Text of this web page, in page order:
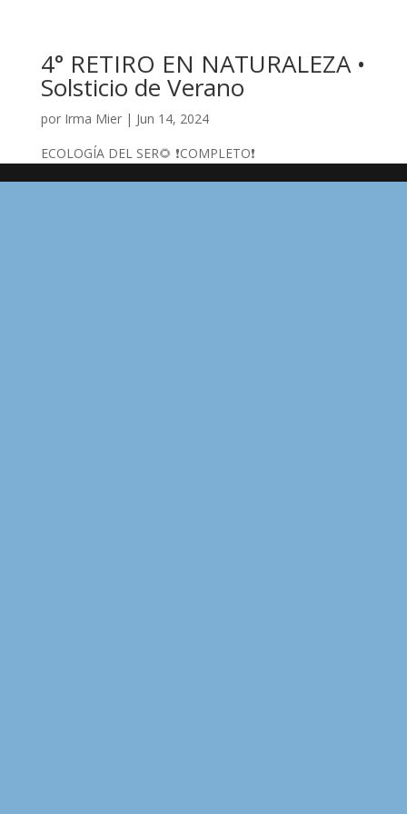
4° RETIRO EN NATURALEZA •
Solsticio de Verano
por Irma Mier| Jun 14, 2024
ECOLOGÍA DEL SER🌻 ❗️COMPLETO❗️